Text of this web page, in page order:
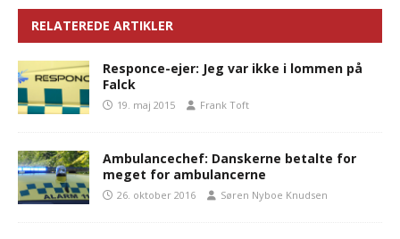
RELATEREDE ARTIKLER
Responce-ejer: Jeg var ikke i lommen på
Falck
19. maj 2015 Frank Toft
Ambulancechef: Danskerne betalte for
meget for ambulancerne
26. oktober 2016 Søren Nyboe Knudsen